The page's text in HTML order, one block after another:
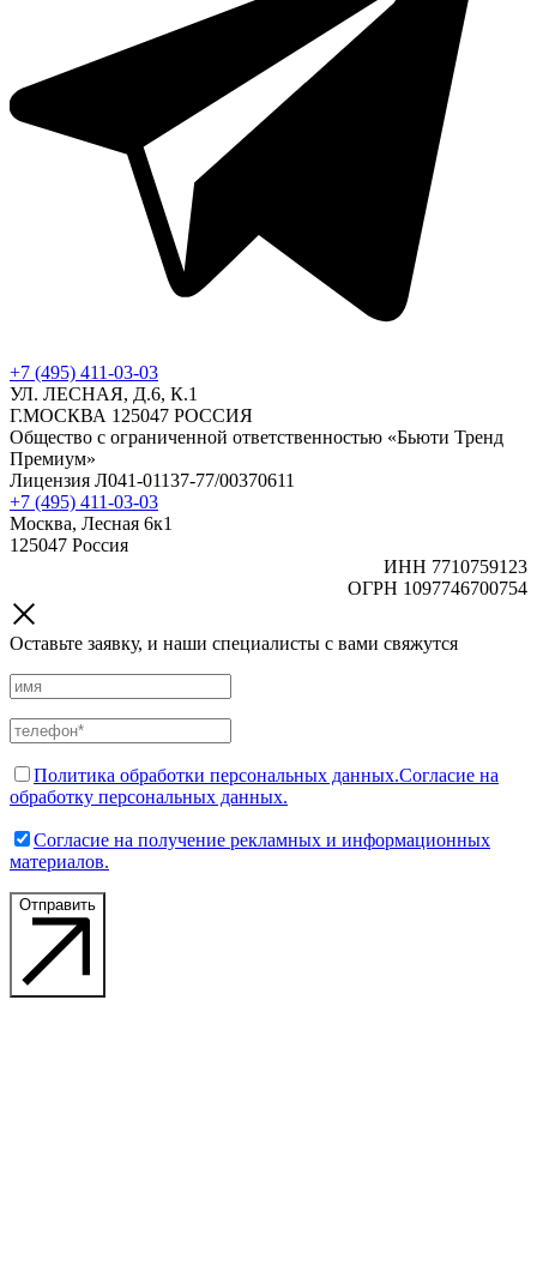
+7 (495) 411-03-03
УЛ. ЛЕСНАЯ, Д.6, К.1
Г.МОСКВА 125047 РОССИЯ
Общество с ограниченной ответственностью «Бьюти Тренд
Премиум»
Лицензия Л041-01137-77/00370611
+7 (495) 411-03-03
Москва, Лесная 6к1
125047 Россия
ИНН 7710759123
ОГРН 1097746700754
Оставьте заявку, и наши специалисты с вами свяжутся
Политика обработки персональных данных.Согласие на
обработку персональных данных.
Согласие на получение рекламных и информационных
материалов.
Отправить